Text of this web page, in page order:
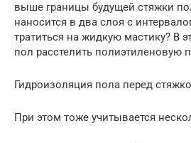
выше границы будущей стяжки
наносится в два слоя с
тратиться на жидкую мастику? В
пол расстелить полиэтиленовую
Гидроизоляция пола перед
При этом тоже учитывается